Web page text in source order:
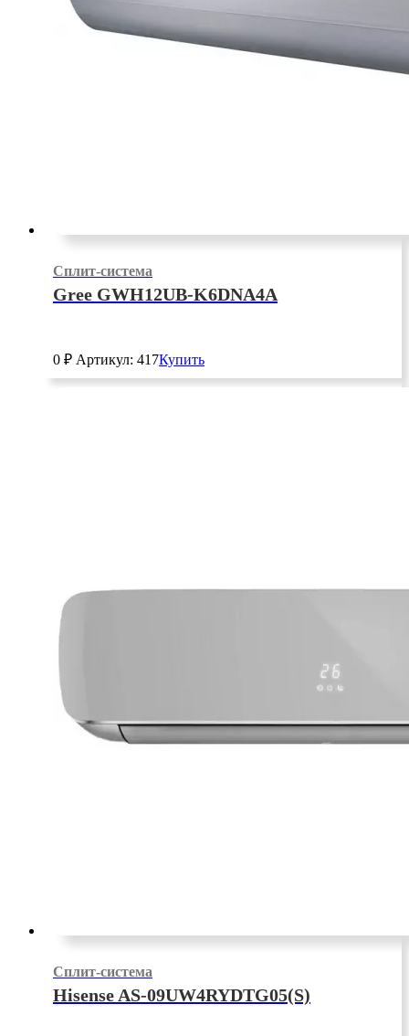
Сплит-система
Gree GWH12UB-K6DNA4A
0 ₽ Артикул: 417Купить
Сплит-система
Hisense AS-09UW4RYDTG05(S)